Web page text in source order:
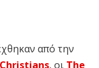
από την
, οι The